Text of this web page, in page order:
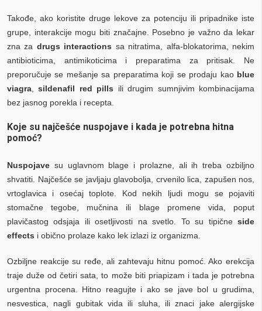
Takođe, ako koristite druge lekove za potenciju ili pripadnike iste
grupe, interakcije mogu biti značajne. Posebno je važno da lekar
zna za drugs interactions sa nitratima, alfa-blokatorima, nekim
antibioticima, antimikoticima i preparatima za pritisak. Ne
preporučuje se mešanje sa preparatima koji se prodaju kao blue
viagra ,sildenafil red pills ili drugim sumnjivim kombinacijama
bez jasnog porekla i recepta.
Koje su najčešće nuspojave i kada je potrebna hitna
pomoć?
Nuspojave su uglavnom blage i prolazne, ali ih treba ozbiljno
shvatiti. Najčešće se javljaju glavobolja, crvenilo lica, zapušen nos,
vrtoglavica i osećaj toplote. Kod nekih ljudi mogu se pojaviti
stomačne tegobe, mučnina ili blage promene vida, poput
plavičastog odsjaja ili osetljivosti na svetlo. To su tipične side
effects i obično prolaze kako lek izlazi iz organizma.
Ozbiljne reakcije su ređe, ali zahtevaju hitnu pomoć. Ako erekcija
traje duže od četiri sata, to može biti priapizam i tada je potrebna
urgentna procena. Hitno reagujte i ako se jave bol u grudima,
nesvestica, nagli gubitak vida ili sluha, ili znaci jake alergijske